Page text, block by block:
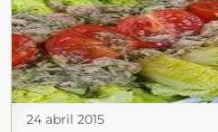
24 abril 2015